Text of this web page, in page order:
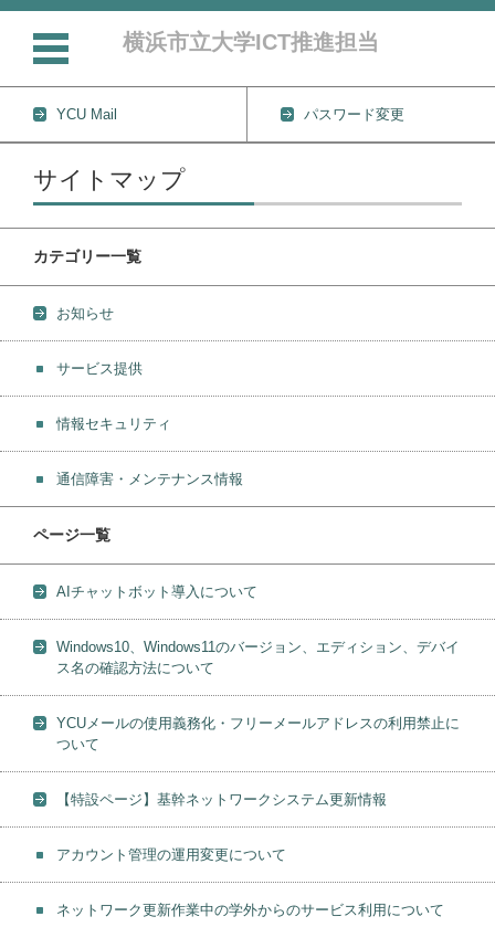
横浜市立大学ICT推進担当
YCU Mail
パスワード変更
コンテンツに移動
サイトマップ
カテゴリー一覧
お知らせ
サービス提供
情報セキュリティ
通信障害・メンテナンス情報
ページ一覧
AIチャットボット導入について
Windows10、Windows11のバージョン、エディション、デバイ
ス名の確認方法について
YCUメールの使用義務化・フリーメールアドレスの利用禁止に
ついて
【特設ページ】基幹ネットワークシステム更新情報
アカウント管理の運用変更について
ネットワーク更新作業中の学外からのサービス利用について